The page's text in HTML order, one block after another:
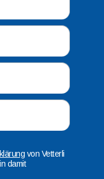
von Vetterli
damit